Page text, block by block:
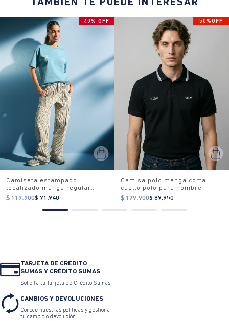
TAMBIÉN TE PUEDE INTERESAR
40% OFF
Camiseta estampado
localizado manga regular
cuello redondo para mujer
$ 119.900$ 71.940
50%OFF
Camisa polo manga corta
cuello polo para hombre
$ 179.900$ 89.950
TARJETA DE CRÉDITO
SUMAS Y CRÉDITO SUMAS
Solicita tu Tarjeta de Crédito Sumas
CAMBIOS Y DEVOLUCIONES
Conoce nuestras políticas y gestiona
tu cambio o devolución.